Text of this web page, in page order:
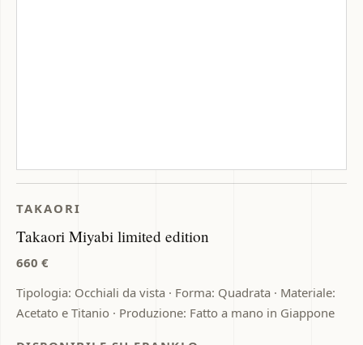
TAKAORI
Takaori Miyabi limited edition
660 €
Tipologia: Occhiali da vista · Forma: Quadrata · Materiale:
Acetato e Titanio · Produzione: Fatto a mano in Giappone